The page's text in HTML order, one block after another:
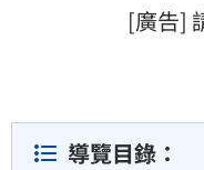
[廣告]
導覽目錄：